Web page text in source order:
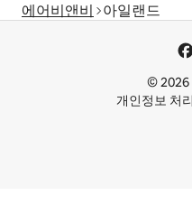
에어비앤비 아일랜드
© 2026
개인정보 처